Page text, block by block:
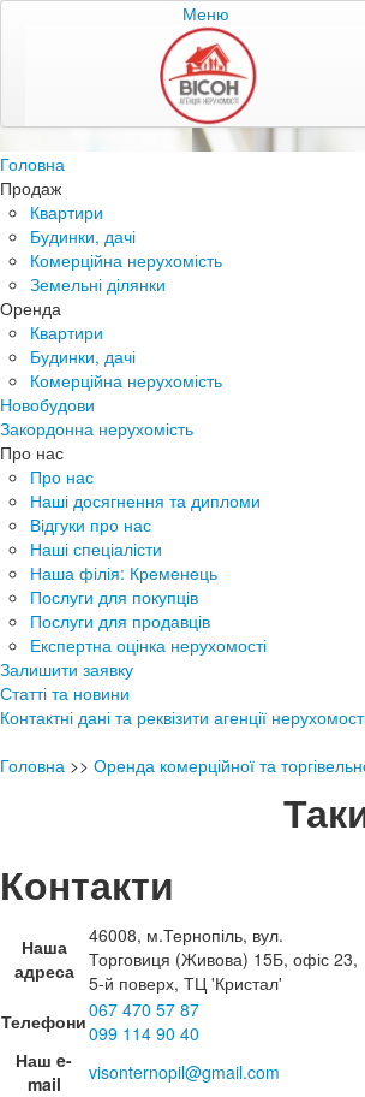
Меню
Головна
Продаж
Квартири
Будинки, дачі
Комерційна нерухомість
Земельні ділянки
Оренда
Квартири
Будинки, дачі
Комерційна нерухомість
Новобудови
Закордонна нерухомість
Про нас
Про нас
Наші досягнення та дипломи
Відгуки про нас
Наші спеціалісти
Наша філія: Кременець
Послуги для покупців
Послуги для продавців
Експертна оцінка нерухомості
Залишити заявку
Статті та новини
Контактні дані та реквізити агенції
Головна >> Оренда комерційної та
Контакти
Наша
адреса
46008, м.Тернопіль, вул.
Торговиця (Живова) 15Б, офіс 23,
5-й поверх, ТЦ 'Кристал'
Телефони067 470 57 87
099 114 90 40
Наш e-
mail
visonternopil@gmail.com